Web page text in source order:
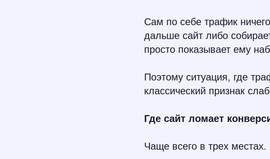
Сам по себе трафик
дальше сайт либо
просто показывает ему
Поэтому ситуация, где
классический признак
Где сайт ломает
Чаще всего в трех местах.